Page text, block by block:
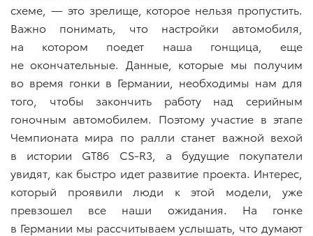
схеме, — это зрелище, которое нельзя пропустить.
Важно понимать, что настройки автомобиля,
на котором поедет наша гонщица, еще
не окончательные. Данные, которые мы получим
во время гонки в Германии, необходимы нам для
того, чтобы закончить работу над серийным
гоночным автомобилем. Поэтому участие в этапе
Чемпионата мира по ралли станет важной вехой
в истории GT86 CS-R3, а будущие покупатели
увидят, как быстро идет развитие проекта. Интерес,
который проявили люди к этой модели, уже
превзошел все наши ожидания. На гонке
в Германии мы рассчитываем услышать, что думают